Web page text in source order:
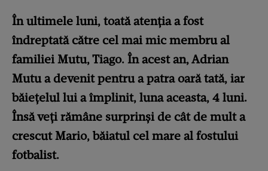
În ultimele luni, toată atenția a fost
îndreptată către cel mai mic membru al
familiei Mutu, Tiago. În acest an, Adrian
Mutu a devenit pentru a patra oară tată, iar
băiețelul lui a împlinit, luna aceasta, 4 luni.
Însă veți rămâne surprinși de cât de mult a
crescut Mario, băiatul cel mare al fostului
fotbalist.